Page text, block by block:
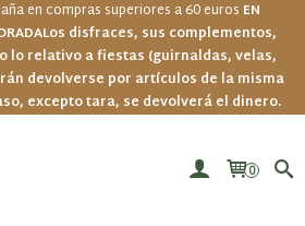
en compras superiores a 60 euros EN
Los disfraces, sus complementos,
lo relativo a fiestas (guirnaldas, velas,
devolverse por artículos de la misma
excepto tara, se devolverá el dinero.
0